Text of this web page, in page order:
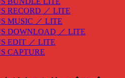
RECORD ／ LITE
MUSIC ／ LITE
DOWNLOAD ／ LITE
EDIT ／ LITE
CAPTURE